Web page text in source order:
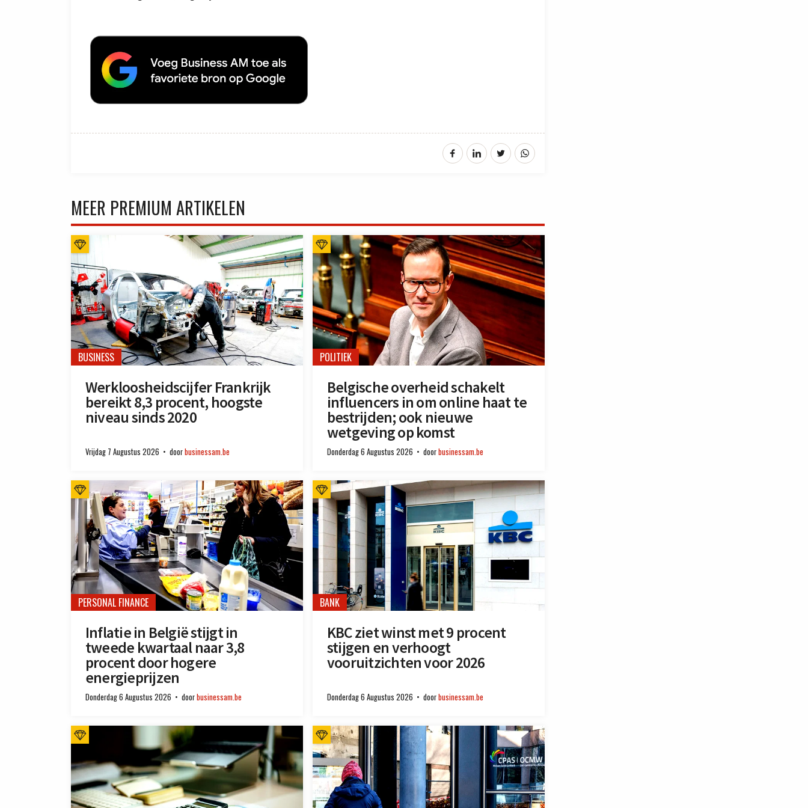
MEER PREMIUM ARTIKELEN
BUSINESS
Werkloosheidscijfer Frankrijk
bereikt 8,3 procent, hoogste
niveau sinds 2020
Vrijdag 7 Augustus 2026 doorbusinessam.be
POLITIEK
Belgische overheid schakelt
influencers in om online haat te
bestrijden; ook nieuwe
wetgeving op komst
Donderdag 6 Augustus 2026 doorbusinessam.be
PERSONAL FINANCE
Inflatie in België stijgt in
tweede kwartaal naar 3,8
procent door hogere
energieprijzen
Donderdag 6 Augustus 2026 doorbusinessam.be
BANK
KBC ziet winst met 9 procent
stijgen en verhoogt
vooruitzichten voor 2026
Donderdag 6 Augustus 2026 doorbusinessam.be